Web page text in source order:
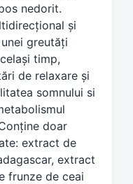
nedorit.
și
greutăți
timp,
de relaxare și
somnului si
doar
extract de
extract
frunze de ceai